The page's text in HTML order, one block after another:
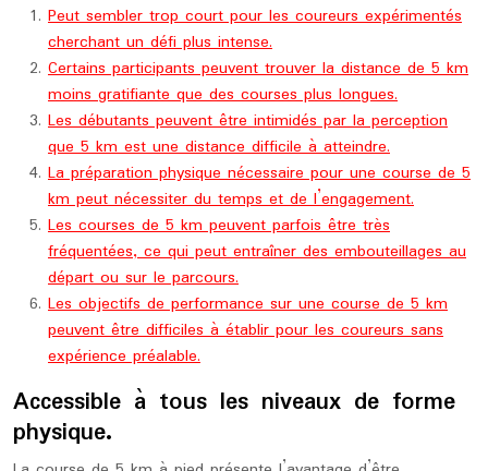
Peut sembler trop court pour les coureurs expérimentés
cherchant un défi plus intense.
Certains participants peuvent trouver la distance de 5 km
moins gratifiante que des courses plus longues.
Les débutants peuvent être intimidés par la perception
que 5 km est une distance difficile à atteindre.
La préparation physique nécessaire pour une course de 5
km peut nécessiter du temps et de l’engagement.
Les courses de 5 km peuvent parfois être très
fréquentées, ce qui peut entraîner des embouteillages au
départ ou sur le parcours.
Les objectifs de performance sur une course de 5 km
peuvent être difficiles à établir pour les coureurs sans
expérience préalable.
Accessible à tous les niveaux de forme
physique.